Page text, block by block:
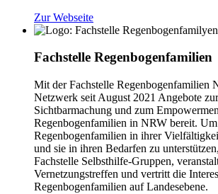
Zur Webseite
Fachstelle Regenbogenfamilien
Mit der Fachstelle Regenbogenfamilien
Netzwerk seit August 2021 Angebote
Sichtbarmachung und zum
Regenbogenfamilien in NRW bereit. Um
Regenbogenfamilien in ihrer
und sie in ihren Bedarfen zu
Fachstelle Selbsthilfe-Gruppen,
Vernetzungstreffen und vertritt die
Regenbogenfamilien auf Landesebene.